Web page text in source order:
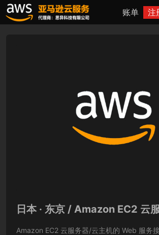
账单 注
日本 · 东京 / Amazon EC2 云
Amazon EC2 云服务器/云主机的 Web 服务